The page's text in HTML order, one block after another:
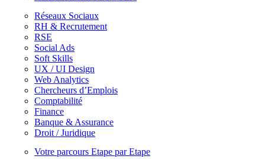
Réseaux Sociaux
RH & Recrutement
RSE
Social Ads
Soft Skills
UX / UI Design
Web Analytics
Chercheurs d’Emplois
Comptabilité
Finance
Banque & Assurance
Droit / Juridique
Votre parcours Etape par Etape